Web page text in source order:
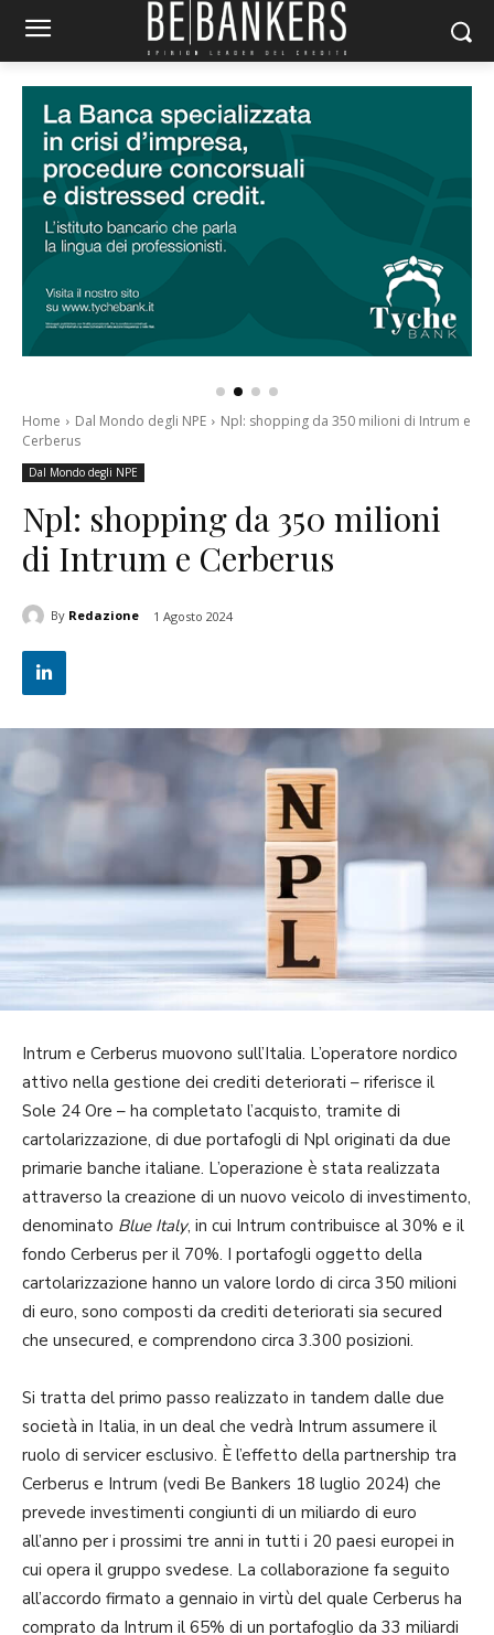
Home Dal Mondo degli NPE
Npl: shopping da 350 milioni di Intrum e
Cerberus
Dal Mondo degli NPE
Npl: shopping da 350 milioni
di Intrum e Cerberus
By Redazione 1 Agosto 2024
Intrum e Cerberus muovono sull’Italia. L’operatore nordico
attivo nella gestione dei crediti deteriorati – riferisce il
Sole 24 Ore – ha completato l’acquisto, tramite di
cartolarizzazione, di due portafogli di Npl originati da due
primarie banche italiane. L’operazione è stata realizzata
attraverso la creazione di un nuovo veicolo di investimento,
denominato Blue Italy, in cui Intrum contribuisce al 30% e il
fondo Cerberus per il 70%. I portafogli oggetto della
cartolarizzazione hanno un valore lordo di circa 350 milioni
di euro, sono composti da crediti deteriorati sia secured
che unsecured, e comprendono circa 3.300 posizioni.
Si tratta del primo passo realizzato in tandem dalle due
società in Italia, in un deal che vedrà Intrum assumere il
ruolo di servicer esclusivo. È l’effetto della partnership tra
Cerberus e Intrum (vedi Be Bankers 18 luglio 2024) che
prevede investimenti congiunti di un miliardo di euro
all’anno per i prossimi tre anni in tutti i 20 paesi europei in
cui opera il gruppo svedese. La collaborazione fa seguito
all’accordo firmato a gennaio in virtù del quale Cerberus ha
comprato da Intrum il 65% di un portafoglio da 33 miliardi